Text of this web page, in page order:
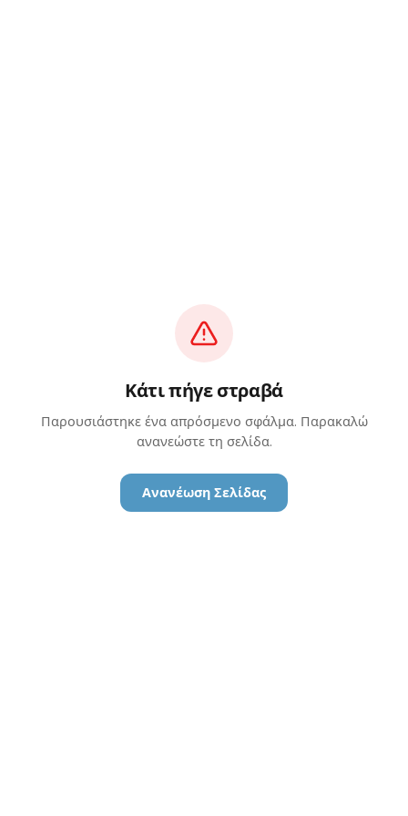
Κάτι πήγε στραβά
Παρουσιάστηκε ένα απρόσμενο σφάλμα. Παρακαλώ
ανανεώστε τη σελίδα.
Ανανέωση Σελίδας